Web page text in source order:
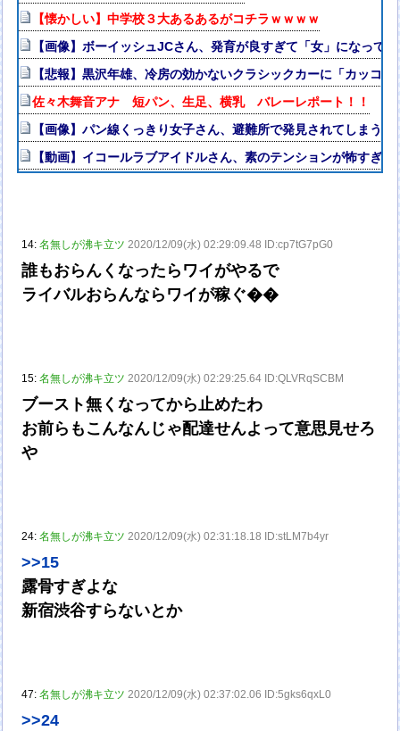
【懐かしい】中学校３大あるあるがコチラｗｗｗｗ
【画像】ボーイッシュJCさん、発育が良すぎて「女」になって
【悲報】黒沢年雄、冷房の効かないクラシックカーに「カッコ
佐々木舞音アナ 短パン、生足、横乳 バレーレポート！！
【画像】パン線くっきり女子さん、避難所で発見されてしまう
【動画】イコールラブアイドルさん、素のテンションが怖すぎる
14:名無しが沸キ立ツ 2020/12/09(水) 02:29:09.48 ID:cp7tG7pG0
誰もおらんくなったらワイがやるで
ライバルおらんならワイが稼ぐ��
15:名無しが沸キ立ツ 2020/12/09(水) 02:29:25.64 ID:QLVRqSCBM
ブースト無くなってから止めたわ
お前らもこんなんじゃ配達せんよって意思見せろ
や
24:名無しが沸キ立ツ 2020/12/09(水) 02:31:18.18 ID:stLM7b4yr
>>15
露骨すぎよな
新宿渋谷すらないとか
47:名無しが沸キ立ツ 2020/12/09(水) 02:37:02.06 ID:5gks6qxL0
>>24